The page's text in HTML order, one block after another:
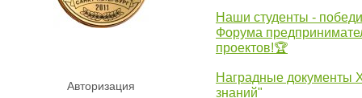
Авторизация
Наши студенты -
Форума
проектов!🏆
Наградные документы
знаний"